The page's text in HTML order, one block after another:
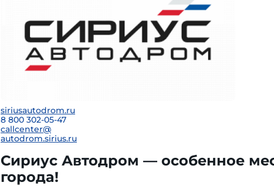
siriusautodrom.ru
8 800 302-05-47
callcenter@
autodrom.sirius.ru
Сириус Автодром — особенное
города!